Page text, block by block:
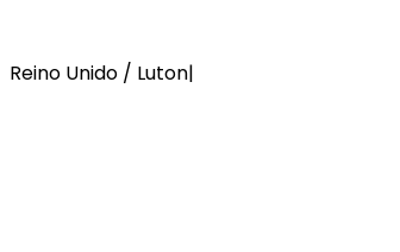
Reino Unido / Luton|